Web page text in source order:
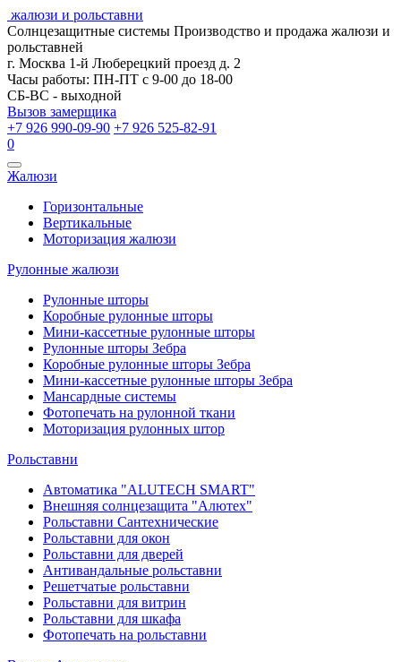
жалюзи и рольставни
Солнцезащитные системы Производство и продажа жалюзи и
рольставней
г. Москва 1-й Люберецкий проезд д. 2
Часы работы: ПН-ПТ с 9-00 до 18-00
СБ-ВС - выходной
Вызов замерщика
+7 926 990-09-90 +7 926 525-82-91
0
Открыть
навигацию
Жалюзи
Горизонтальные
Вертикальные
Моторизация жалюзи
Рулонные жалюзи
Рулонные шторы
Коробные рулонные шторы
Мини-кассетные рулонные шторы
Рулонные шторы Зебра
Коробные рулонные шторы Зебра
Мини-кассетные рулонные шторы Зебра
Мансардные системы
Фотопечать на рулонной ткани
Моторизация рулонных штор
Рольставни
Автоматика "ALUTECH SMART"
Внешняя солнцезащита "Алютех"
Рольставни Сантехнические
Рольставни для окон
Рольставни для дверей
Антивандальные рольставни
Решетчатые рольставни
Рольставни для витрин
Рольставни для шкафа
Фотопечать на рольставни